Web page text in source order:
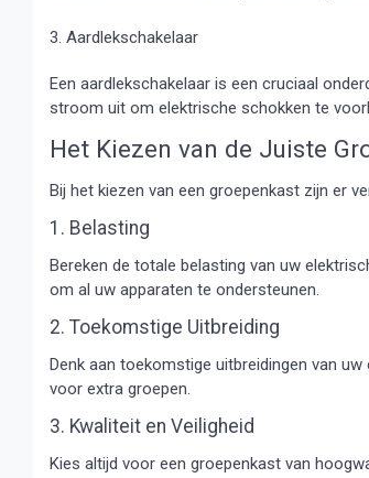
3. Aardlekschakelaar
Een aardlekschakelaar is een cruciaal
stroom uit om elektrische schokken te
Het Kiezen van de Juiste
Bij het kiezen van een groepenkast zijn er
1. Belasting
Bereken de totale belasting van uw
om al uw apparaten te ondersteunen.
2. Toekomstige Uitbreiding
Denk aan toekomstige uitbreidingen van
voor extra groepen.
3. Kwaliteit en Veiligheid
Kies altijd voor een groepenkast van